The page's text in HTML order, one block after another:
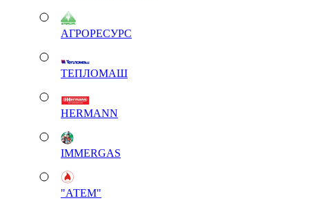
АГРОРЕСУРС
ТЕПЛОМАШ
HERMANN
IMMERGAS
"АТЕМ"